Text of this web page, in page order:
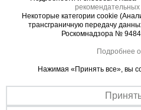
жилом, коммерческом
строительстве.
Устройство плит
Работа на высоте до
рекомендательных
Некоторые категории cookie
трансграничную передачу
Роскомнадзора №
Подробнее
Нажимая «Принять все», вы